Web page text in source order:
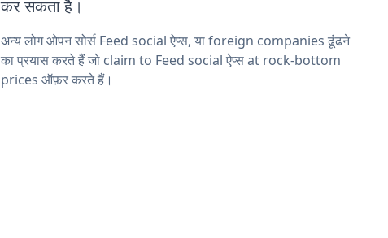
कर सकता है।
अन्य लोग ओपन सोर्स Feed social ऐप्स, या foreign companies ढूंढने
का प्रयास करते हैं जो claim to Feed social ऐप्स at rock-bottom
prices ऑफ़र करते हैं।